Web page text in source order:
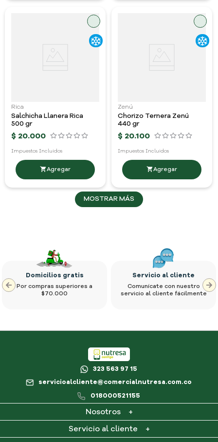
Rica
Salchicha Llanera Rica
500 gr
$ 20.000
Impuestos Incluidos
Zenú
Chorizo Ternera Zenú
440 gr
$ 20.100
Impuestos Incluidos
MOSTRAR MÁS
Domicilios gratis
Por compras superiores a
$70.000
Servicio al cliente
Comunícate con nuestro
servicio al cliente fácilmente
323 563 97 15
servicioalcliente@comercialnutresa.com.co
018000521155
Nosotros
+
¿Qué es Nutresa en casa?
Servicio al cliente
+